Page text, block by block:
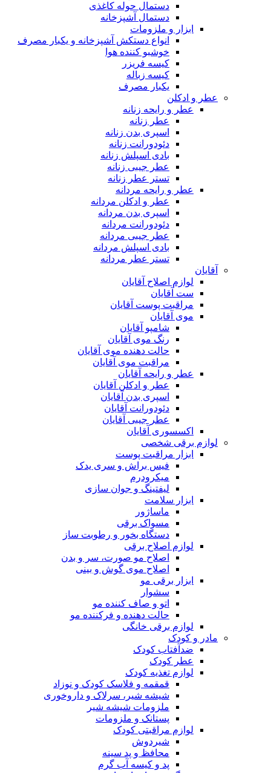
دستمال حوله کاغذی
دستمال آشپزخانه
ابزار و ملزومات
انواع دستکش آشپزخانه و یکبار مصرف
خوشبو کننده هوا
کیسه فریزر
کیسه زباله
یکبار مصرف
عطر و ادکلن
عطر و رایحه زنانه
عطر زنانه
اسپری بدن زنانه
دئودورانت زنانه
بادی اسپلش زنانه
عطر جیبی زنانه
تستر عطر زنانه
عطر و رایحه مردانه
عطر و ادکلن مردانه
اسپری بدن مردانه
دئودورانت مردانه
عطر جیبی مردانه
بادی اسپلش مردانه
تستر عطر مردانه
آقایان
لوازم اصلاح آقایان
ست آقایان
مراقبت پوست آقایان
موی آقایان
شامپو آقایان
رنگ موی آقایان
حالت دهنده موی آقایان
مراقبت موی آقایان
عطر و رایحه آقایان
عطر و ادکلن آقایان
اسپری بدن آقایان
دئودورانت آقایان
عطر جیبی آقایان
اکسسوری آقایان
لوازم برقی شخصی
ابزار مراقبت پوست
فیس براش و سری یدک
میکرودرم
لیفتینگ و جوان سازی
ابزار سلامت
ماساژور
مسواک برقی
دستگاه بخور و رطوبت ساز
لوازم اصلاح برقی
اصلاح مو صورت، سر و بدن
اصلاح موی گوش و بینی
ابزار برقی مو
سشوار
اتو و صاف کننده مو
حالت دهنده و فرکننده مو
لوازم برقی خانگی
مادر و کودک
ضدآفتاب کودک
عطر کودک
لوازم تغذیه کودک
قمقمه و فلاسک کودک و نوزاد
شیشه شیر، سرلاک و داروخوری
ملزومات شیشه شیر
پستانک و ملزومات
لوازم مراقبتی کودک
شیردوش
محافظ و پد سینه
پد و کیسه آب گرم